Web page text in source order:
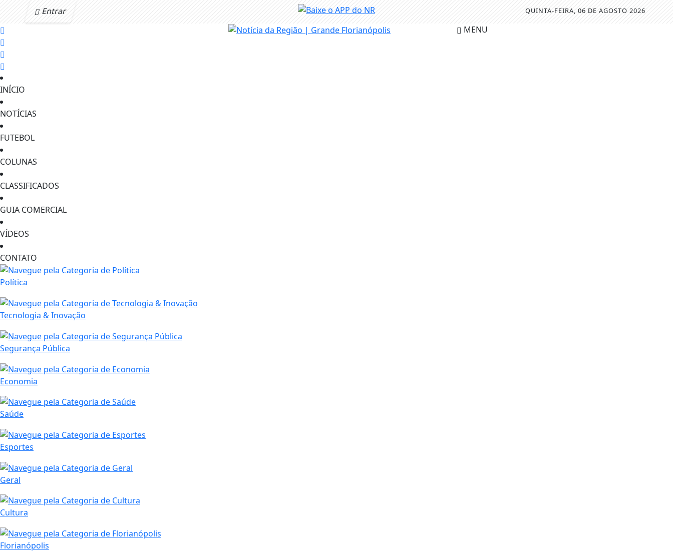
Entrar QUINTA-FEIRA, 06 DE AGOSTO 2026
MENU
INÍCIO
NOTÍCIAS
FUTEBOL
COLUNAS
CLASSIFICADOS
GUIA COMERCIAL
VÍDEOS
CONTATO
Política
Tecnologia & Inovação
Segurança Pública
Economia
Saúde
Esportes
Geral
Cultura
Florianópolis